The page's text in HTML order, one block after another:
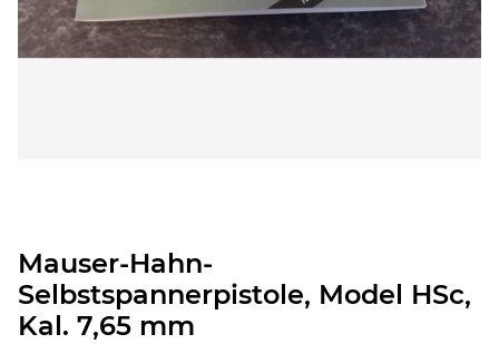
Mauser-Hahn-
Selbstspannerpistole, Model HSc,
Kal. 7,65 mm